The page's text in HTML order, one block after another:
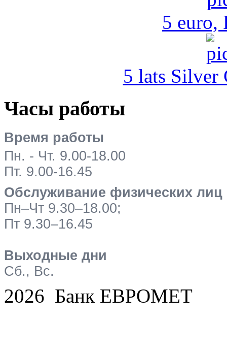
5 euro,
5 lats Silver
Часы работы
Время работы
Пн. - Чт. 9.00-18.00
Пт. 9.00-16.45
Обслуживание физических лиц
Пн–Чт 9.30–18.00;
Пт 9.30–16.45
Выходные дни
Сб., Вс.
2026 Банк ЕВРОМЕТ